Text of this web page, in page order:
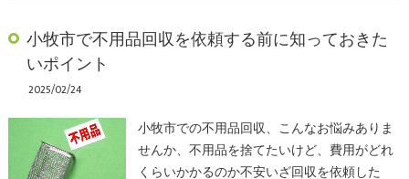
小牧市で不用品回収を依頼する前に知っておきた
いポイント
2025/02/24
小牧市での不用品回収、こんなお悩みありま
せんか、不用品を捨てたいけど、費用がどれ
くらいかかるのか不安いざ回収を依頼した